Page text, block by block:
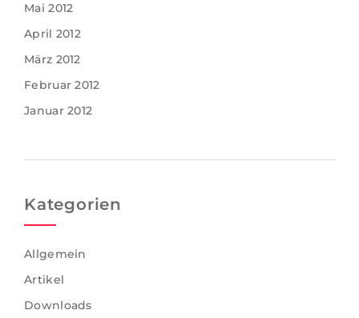
Mai 2012
April 2012
März 2012
Februar 2012
Januar 2012
Kategorien
Allgemein
Artikel
Downloads